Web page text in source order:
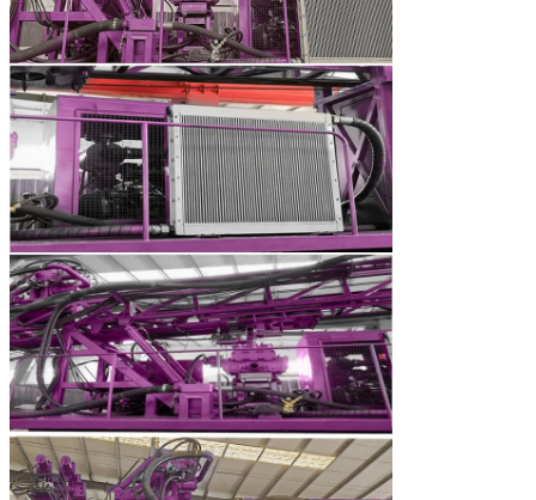
Laat een bericht achter